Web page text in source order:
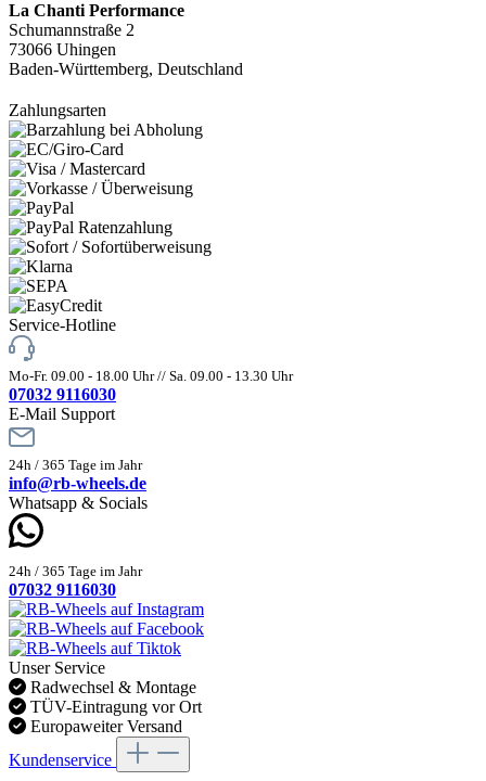
La Chanti Performance
Schumannstraße 2
73066 Uhingen
Baden-Württemberg, Deutschland
Zahlungsarten
Service-Hotline
Mo-Fr. 09.00 - 18.00 Uhr // Sa. 09.00 - 13.30 Uhr
07032 9116030
E-Mail Support
24h / 365 Tage im Jahr
info@rb-wheels.de
Whatsapp & Socials
24h / 365 Tage im Jahr
07032 9116030
Unser Service
Radwechsel & Montage
TÜV-Eintragung vor Ort
Europaweiter Versand
Kundenservice